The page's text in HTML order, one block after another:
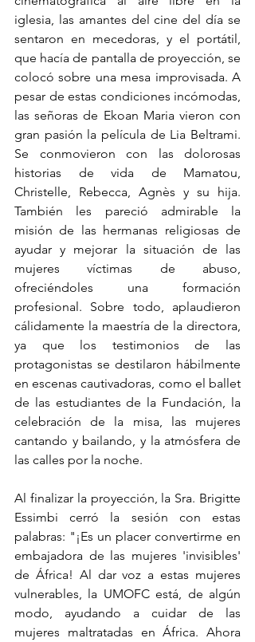
iglesia, las amantes del cine del día se
sentaron en mecedoras, y el portátil,
que hacía de pantalla de proyección, se
colocó sobre una mesa improvisada. A
pesar de estas condiciones incómodas,
las señoras de Ekoan Maria vieron con
gran pasión la película de Lia Beltrami.
Se conmovieron con las dolorosas
historias de vida de Mamatou,
Christelle, Rebecca, Agnès y su hija.
También les pareció admirable la
misión de las hermanas religiosas de
ayudar y mejorar la situación de las
mujeres víctimas de abuso,
ofreciéndoles una formación
profesional. Sobre todo, aplaudieron
cálidamente la maestría de la directora,
ya que los testimonios de las
protagonistas se destilaron hábilmente
en escenas cautivadoras, como el ballet
de las estudiantes de la Fundación, la
celebración de la misa, las mujeres
cantando y bailando, y la atmósfera de
las calles por la noche.
Al finalizar la proyección, la Sra. Brigitte
Essimbi cerró la sesión con estas
palabras: "¡Es un placer convertirme en
embajadora de las mujeres 'invisibles'
de África! Al dar voz a estas mujeres
vulnerables, la UMOFC está, de algún
modo, ayudando a cuidar de las
mujeres maltratadas en África. Ahora